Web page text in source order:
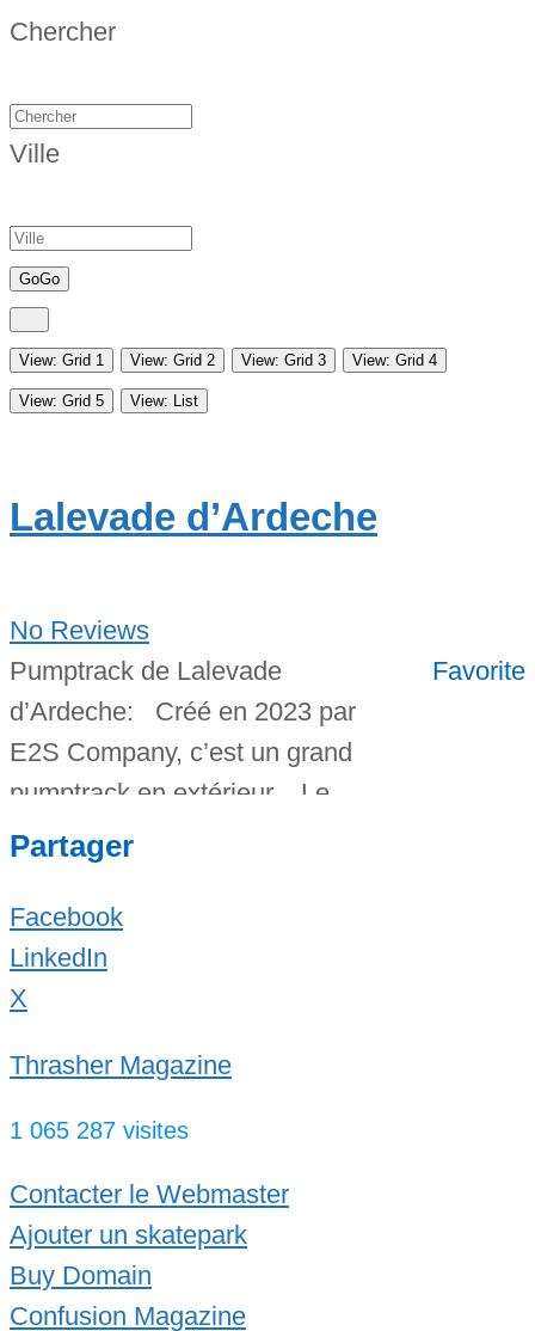
Chercher
Ville
GoGo
View: Grid 1 View: Grid 2 View: Grid 3 View: Grid 4
View: Grid 5 View: List
Lalevade d’Ardeche
No Reviews
Favorite
Pumptrack de Lalevade
d’Ardeche: Créé en 2023 par
E2S Company, c’est un grand
pumptrack en extérieur. Le
pumptrack est en goudron
tout le tour du pumptrack et une
piste rouge qui serpente en son
centre. Les deux pistes
grand circuit. Il y a des bosses,
Read more...
Partager
Facebook
LinkedIn
X
Thrasher Magazine
1 065 287 visites
Contacter le Webmaster
Ajouter un skatepark
Buy Domain
Confusion Magazine